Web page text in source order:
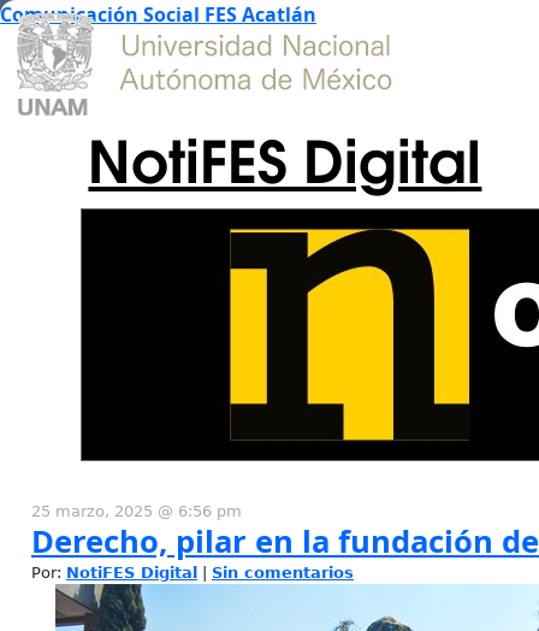
Comunicación Social FES Acatlán
NotiFES Digital
25 marzo, 2025 @ 6:56 pm
Derecho, pilar en la fundación
Por: NotiFES Digital Sin comentarios